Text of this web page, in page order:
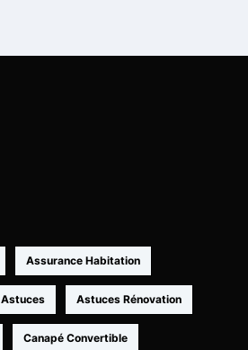
Assurance Habitation
Astuces Astuces Rénovation
Canapé Convertible